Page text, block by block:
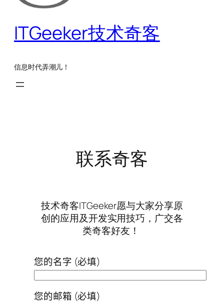
ITGeeker技术奇客
信息时代弄潮儿！
联系奇客
技术奇客ITGeeker愿与大家分享原
创的应用及开发实用技巧，广交各
类奇客好友！
您的名字 (必填)
您的邮箱 (必填)